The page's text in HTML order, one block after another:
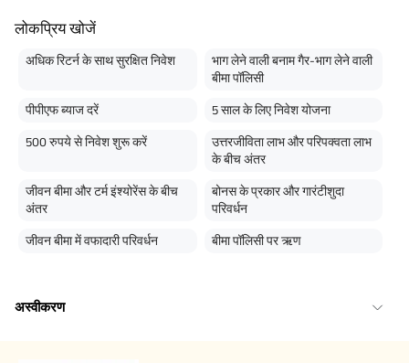
लोकप्रिय खोजें
अधिक रिटर्न के साथ सुरक्षित निवेश
भाग लेने वाली बनाम गैर-भाग लेने वाली
बीमा पॉलिसी
पीपीएफ ब्याज दरें 5 साल के लिए निवेश योजना
500 रुपये से निवेश शुरू करें
उत्तरजीविता लाभ और परिपक्वता लाभ
के बीच अंतर
जीवन बीमा और टर्म इंश्योरेंस के बीच
अंतर
बोनस के प्रकार और गारंटीशुदा
परिवर्धन
जीवन बीमा में वफादारी परिवर्धन बीमा पॉलिसी पर ऋण
अस्वीकरण